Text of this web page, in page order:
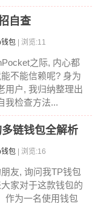
自查
包 | 浏览:11
之际, 内心都
不能信赖呢? 身为
用户, 我归纳整理出
我检查方法...
链钱包全解析
包 | 浏览:16
友, 询问我TP钱包
家对于这款钱包的
作为一名使用钱包